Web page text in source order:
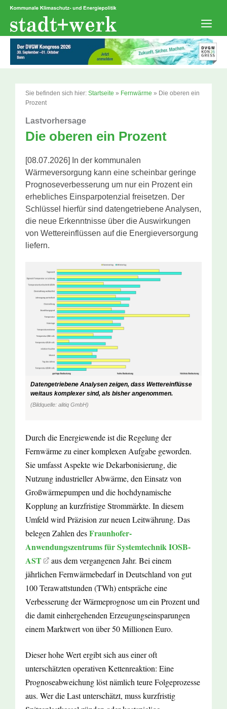
Zum
springen
Sie befinden sich hier: Startseite » Fernwärme » Die oberen ein
Prozent
Lastvorhersage
Die oberen ein Prozent
[08.07.2026] In der kommunalen
Wärmeversorgung kann eine scheinbar geringe
Prognoseverbesserung um nur ein Prozent ein
erhebliches Einsparpotenzial freisetzen. Der
Schlüssel hierfür sind datengetriebene Analysen,
die neue Erkenntnisse über die Auswirkungen
von Wettereinflüssen auf die Energieversorgung
liefern.
Datengetriebene Analysen zeigen, dass Wettereinflüsse
weitaus komplexer sind, als bisher angenommen.
(Bildquelle: alitiq GmbH)
Durch die Energiewende ist die Regelung der
Fernwärme zu einer komplexen Aufgabe geworden.
Sie umfasst Aspekte wie Dekarbonisierung, die
Nutzung industrieller Abwärme, den Einsatz von
Großwärmepumpen und die hochdynamische
Kopplung an kurzfristige Strommärkte. In diesem
Umfeld wird Präzision zur neuen Leitwährung. Das
belegen Zahlen desFraunhofer-
Anwendungszentrums für Systemtechnik IOSB-
AST
aus dem vergangenen Jahr. Bei einem
jährlichen Fernwärmebedarf in Deutschland von gut
100 Terawattstunden (TWh) entspräche eine
Verbesserung der Wärmeprognose um ein Prozent und
die damit einhergehenden Erzeugungseinsparungen
einem Marktwert von über 50 Millionen Euro.
Dieser hohe Wert ergibt sich aus einer oft
unterschätzten operativen Kettenreaktion: Eine
Prognoseabweichung löst nämlich teure Folgeprozesse
aus. Wer die Last unterschätzt, muss kurzfristig